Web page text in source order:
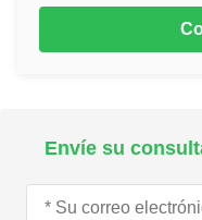
Envíe su